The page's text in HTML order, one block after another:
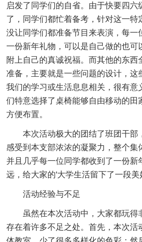
启发了同学们的自省。由于快要四六
了，同学们都忙着备考，针对这一特
没让同学们都准备节目来表演，每一
一份新年礼物，可以是自己做的也可
附上自己的真诚祝福。而其他的东西
准备，主要就是一些问题的设计，这
我们的学习或生活息息相关，很有意
们特意选择了桌椅能够自由移动的田
方便布置。
本次活动极大的团结了班团干部
感受到本支部浓浓的凝聚力，整个集
并且几乎每一位同学都收到了一份新
远，给大家的'大学生活留下了一段美
活动经验与不足
虽然在本次活动中，大家都玩得
存在着许多不足之处。首先，本次活